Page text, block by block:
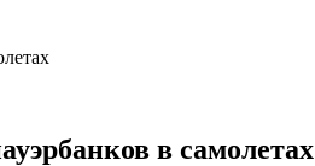
в самолетах